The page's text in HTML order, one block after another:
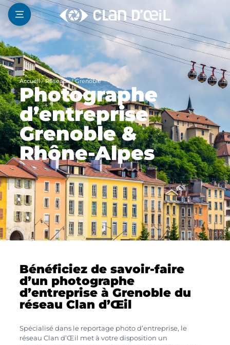
Accueil/Réseaux/Grenoble
Photographe
d’entreprise
Grenoble &
Rhône-Alpes
Bénéficiez de savoir-faire
d’un photographe
d’entreprise à Grenoble du
réseau Clan d’Œil
Spécialisé dans le reportage photo d’entreprise, le
réseau Clan d’Œil met à votre disposition un